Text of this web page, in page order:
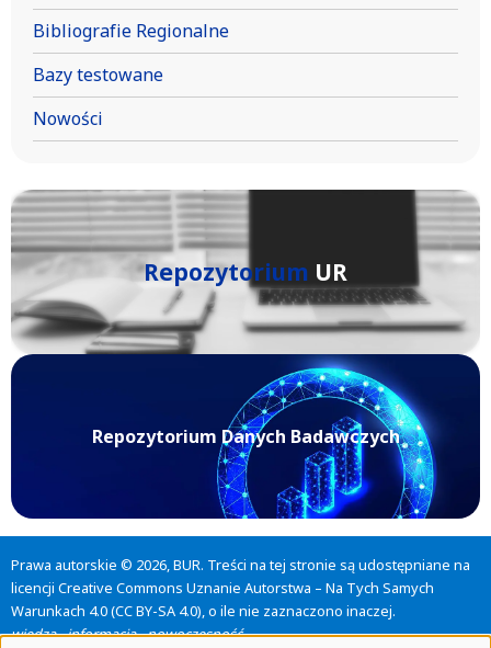
Bibliografie Regionalne
Bazy testowane
Nowości
Repozytorium UR
Repozytorium Danych Badawczych
Prawa autorskie © 2026, BUR. Treści na tej stronie są udostępniane na
licencji Creative Commons Uznanie Autorstwa – Na Tych Samych
Warunkach 4.0 (CC BY-SA 4.0), o ile nie zaznaczono inaczej.
wiedza - informacja - nowoczesność